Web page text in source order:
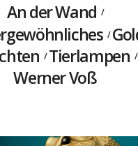
An der Wand
Tierlampen
Werner Voß